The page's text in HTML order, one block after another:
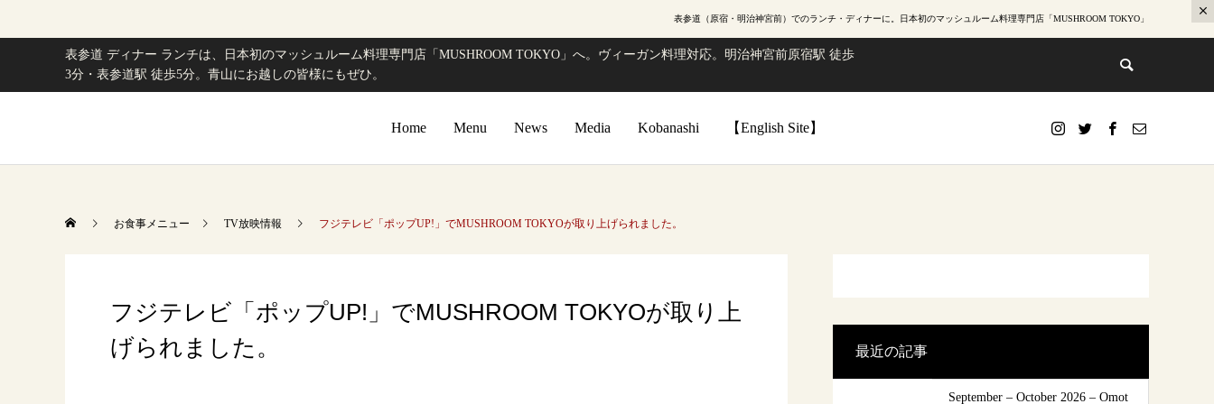
表参道（原宿・明治神宮前）でのランチ・ディナーに。日本初のマッシュルーム料理専門店「MUSHROOM TOKYO」
表参道 ディナー ランチは、日本初のマッシュルーム料理専門店「MUSHROOM TOKYO」へ。ヴィーガン料理対応。明治神宮前原宿駅 徒歩
3分・表参道駅 徒歩5分。青山にお越しの皆様にもぜひ。
Home Menu News Media Kobanashi 【English Site】
お食事メニュー TV放映情報 フジテレビ「ポップUP!」でMUSHROOM TOKYOが取り上げられました。
フジテレビ「ポップUP!」でMUSHROOM TOKYOが取り上
げられました。
最近の記事
September – October 2026 – Omot